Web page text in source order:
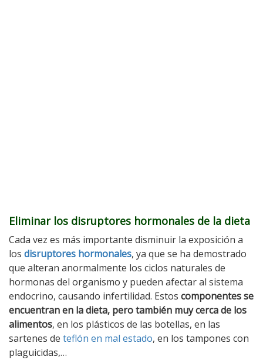
Eliminar los disruptores hormonales de la dieta
Cada vez es más importante disminuir la exposición a
los disruptores hormonales, ya que se ha demostrado
que alteran anormalmente los ciclos naturales de
hormonas del organismo y pueden afectar al sistema
endocrino, causando infertilidad. Estos componentes se
encuentran en la dieta, pero también muy cerca de los
alimentos, en los plásticos de las botellas, en las
sartenes de teflón en mal estado, en los tampones con
plaguicidas,…